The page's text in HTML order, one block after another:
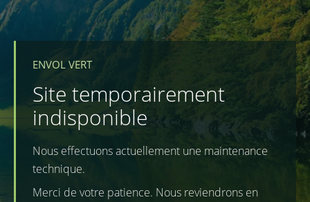
ENVOL VERT
Site temporairement
indisponible
Nous effectuons actuellement une maintenance
technique.
Merci de votre patience. Nous reviendrons en